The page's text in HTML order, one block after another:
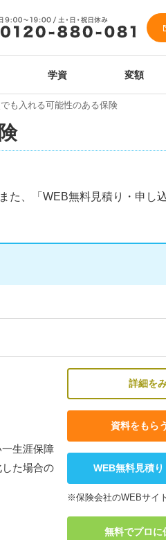
学資 変額
も入れる可能性のある保険
た、「WEB無料見積り・申し
生涯保障
た場合の
詳細を
資料をもら
WEB無料見積
※保険会社のWEBサイ
無料でプロに